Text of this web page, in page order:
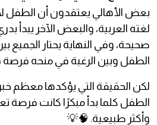
بعض الأهالي يعتقدون أن الطفل
لغته العربية، والبعض الآخر يبدأ
صحيحة، وفي النهاية يحتار الجميع
الطفل وبين الرغبة في منحه
لكن الحقيقة التي يؤكدها معظم
الطفل كلما بدأ مبكرًا كانت فرصة
وأكثر طبيعية. 🧠💡